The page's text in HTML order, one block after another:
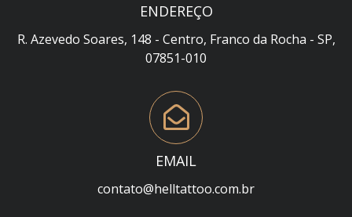
ENDEREÇO
R. Azevedo Soares, 148 - Centro, Franco da Rocha - SP,
07851-010
EMAIL
contato@helltattoo.com.br